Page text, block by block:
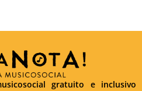
gratuito e inclusivo